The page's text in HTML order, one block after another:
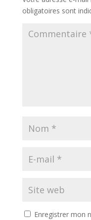
obligatoires sont
Enregistrer mon